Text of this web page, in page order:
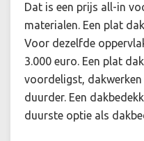
Dat is een prijs all-in
materialen. Een plat
Voor dezelfde
3.000 euro. Een plat
voordeligst, dakwerken
duurder. Een
duurste optie als